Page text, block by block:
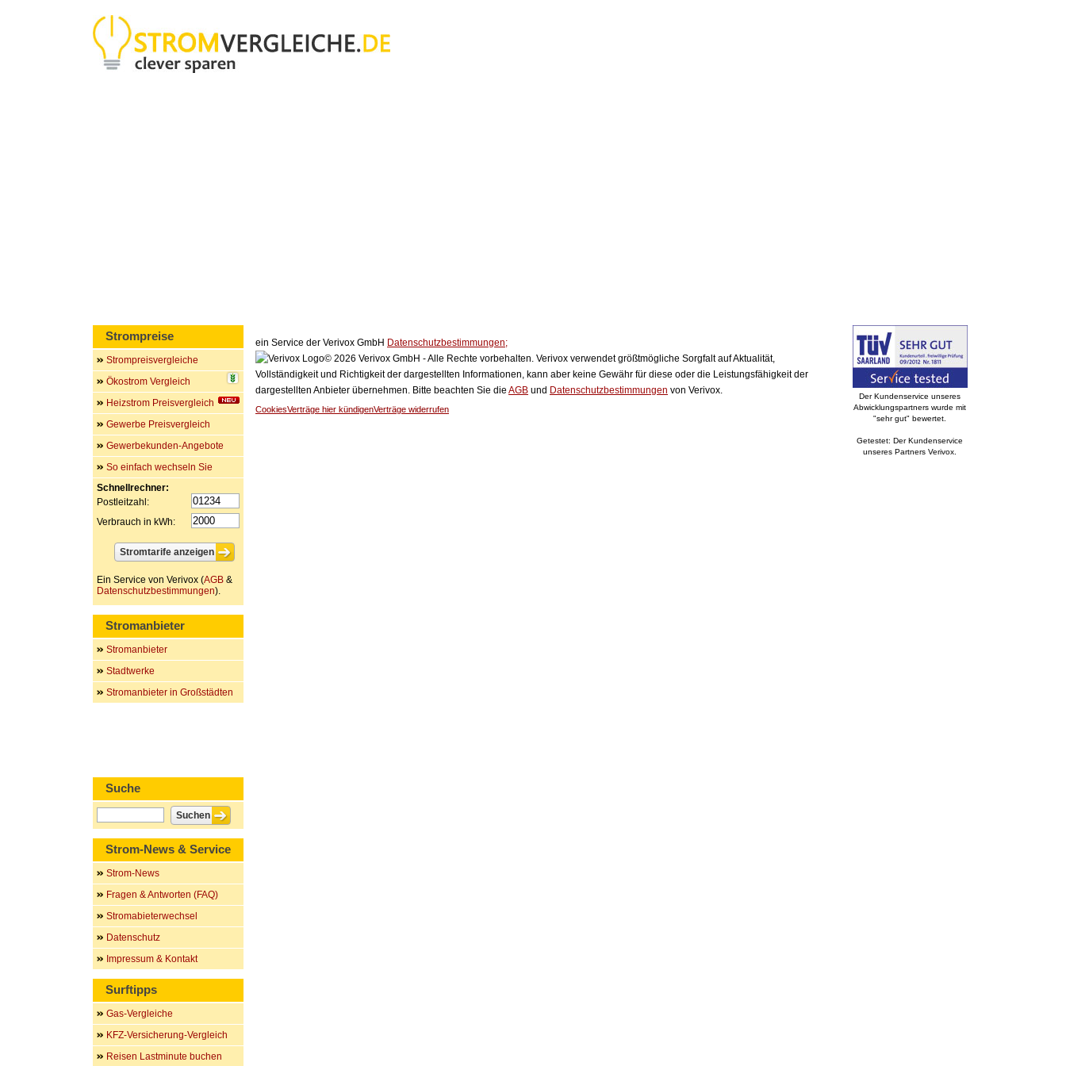
ein Service der Verivox GmbH Datenschutzbestimmungen;
© 2026 Verivox GmbH - Alle Rechte vorbehalten. Verivox verwendet größtmögliche Sorgfalt auf Aktualität,
Vollständigkeit und Richtigkeit der dargestellten Informationen, kann aber keine Gewähr für diese oder die Leistungsfähigkeit der
dargestellten Anbieter übernehmen. Bitte beachten Sie die AGB und Datenschutzbestimmungen von Verivox.
CookiesVerträge hier kündigenVerträge widerrufen
Strompreise
Strompreisvergleiche
Ökostrom Vergleich
Heizstrom Preisvergleich
Gewerbe Preisvergleich
Gewerbekunden-Angebote
So einfach wechseln Sie
Schnellrechner:
Postleitzahl:
Verbrauch in kWh:
Ein Service von Verivox (AGB &
Datenschutzbestimmungen).
Stromanbieter
Stromanbieter
Stadtwerke
Stromanbieter in Großstädten
Suche
Strom-News & Service
Strom-News
Fragen & Antworten (FAQ)
Stromabieterwechsel
Datenschutz
Impressum & Kontakt
Surftipps
Gas-Vergleiche
KFZ-Versicherung-Vergleich
Reisen Lastminute buchen
Der Kundenservice unseres
Abwicklungspartners wurde mit
"sehr gut" bewertet.
Getestet: Der Kundenservice
unseres Partners Verivox.